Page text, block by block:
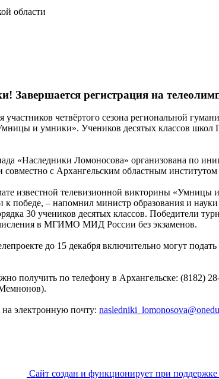
области
Завершается регистрация на
участников четвёртого сезона региональной
и умники». Учеников десятых классов
«Наследники Ломоносова» организована по
совместно с Архангельским областным институтом
известной телевизионной викторины
победе, – напомнил министр образования и
30 учеников десятых классов. Победители
в МГИМО МИД России без экзаменов.
до 15 декабря включительно могут
получить по телефону в Архангельске: (8182)
электронную почту:
Сайт создан и функционирует при